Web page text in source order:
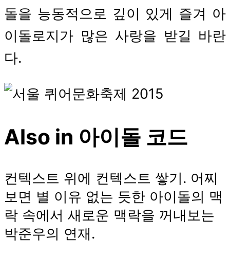
돌을 능동적으로 깊이 있게 즐겨 아
이돌로지가 많은 사랑을 받길 바란
다.
Also in 아이돌 코드
컨텍스트 위에 컨텍스트 쌓기. 어찌
보면 별 이유 없는 듯한 아이돌의 맥
락 속에서 새로운 맥락을 꺼내보는
박준우의 연재.